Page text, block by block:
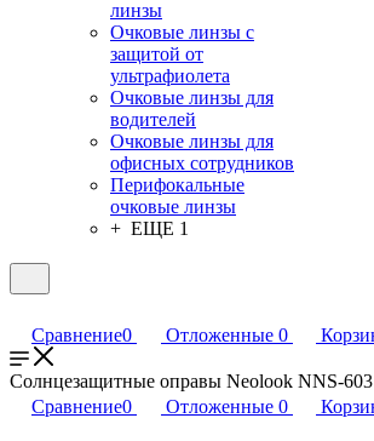
линзы
Очковые линзы с
защитой от
ультрафиолета
Очковые линзы для
водителей
Очковые линзы для
офисных сотрудников
Перифокальные
очковые линзы
+ ЕЩЕ 1
Сравнение0 Отложенные 0
Солнцезащитные оправы Neolook NNS-
Сравнение0 Отложенные 0